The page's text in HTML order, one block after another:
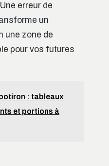
erreur de
un
une zone de
pour vos futures
: tableaux
et portions à